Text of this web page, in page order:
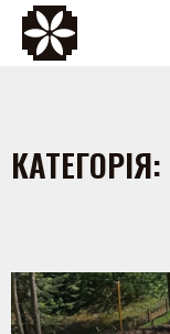
КАТЕГОРІЯ: